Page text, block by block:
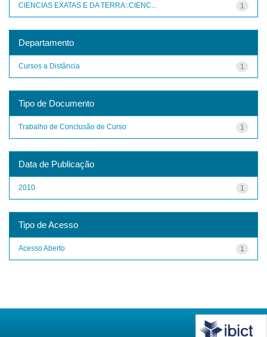
1
CIENCIAS EXATAS E DA TERRA::CIENC...
Departamento
1
Cursos a Distância
Tipo de Documento
1
Trabalho de Conclusão de Curso
Data de Publicação
1
2010
Tipo de Acesso
1
Acesso Aberto